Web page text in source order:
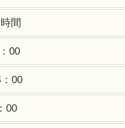
間
00
00
00